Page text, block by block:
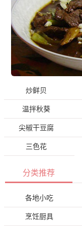
炒鲜贝
温拌秋葵
尖椒干豆腐
三色花
分类推荐
各地小吃
烹饪厨具